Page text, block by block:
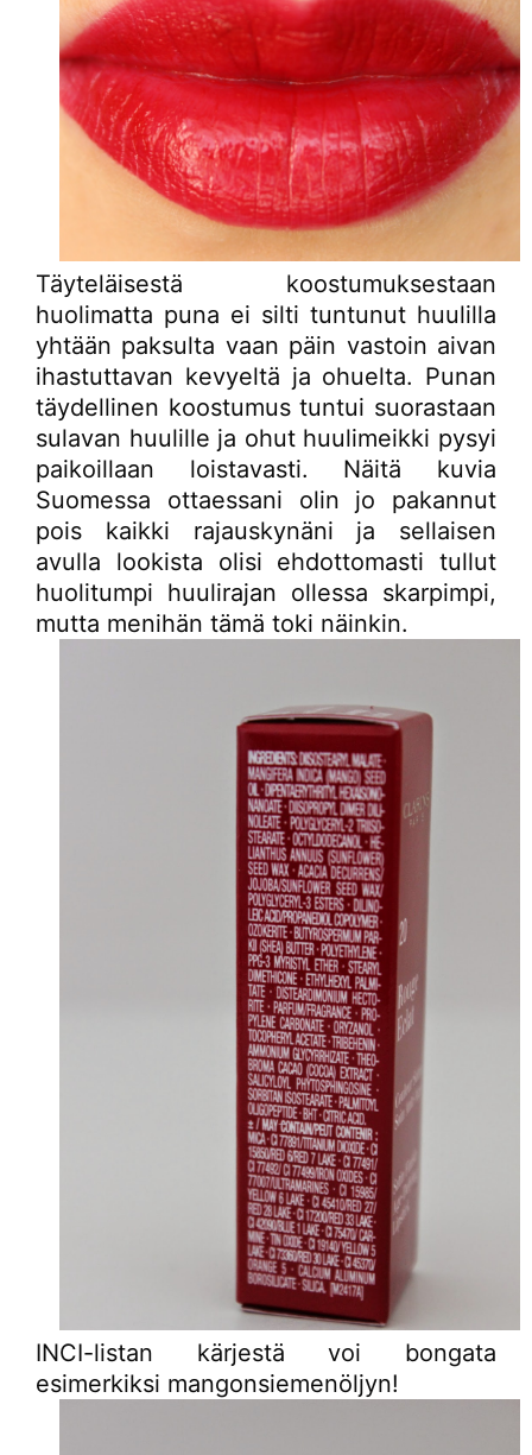
Täyteläisestä koostumuksestaan
huolimatta puna ei silti tuntunut huulilla
yhtään paksulta vaan päin vastoin aivan
ihastuttavan kevyeltä ja ohuelta. Punan
täydellinen koostumus tuntui suorastaan
sulavan huulille ja ohut huulimeikki pysyi
paikoillaan loistavasti. Näitä kuvia
Suomessa ottaessani olin jo pakannut
pois kaikki rajauskynäni ja sellaisen
avulla lookista olisi ehdottomasti tullut
huolitumpi huulirajan ollessa skarpimpi,
mutta menihän tämä toki näinkin.
INCI-listan kärjestä voi bongata
esimerkiksi mangonsiemenöljyn!